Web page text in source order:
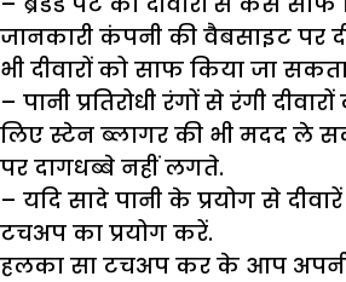
जानकारी कंपनी की वैबसाइट पर
भी दीवारों को साफ किया जा
– पानी प्रतिरोधी रंगों से रंगी
लिए स्टेन ब्लागर की भी मदद ले
पर दागधब्बे नहीं लगते.
– यदि सादे पानी के प्रयोग से
टचअप का प्रयोग करें.
हलका सा टचअप कर के आप अपनी